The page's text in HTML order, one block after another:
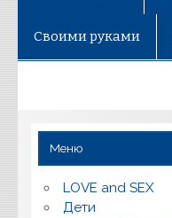
Своими руками
Меню
LOVE and SEX
Дети